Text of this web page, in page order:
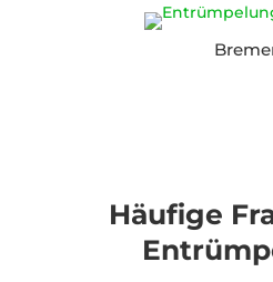
Häufige